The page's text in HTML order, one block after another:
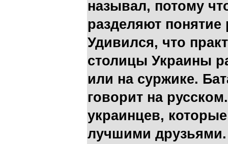
называл, потому
разделяют
Удивился, что
столицы Украины
или на суржике.
говорит на
украинцев,
лучшими друзьями.